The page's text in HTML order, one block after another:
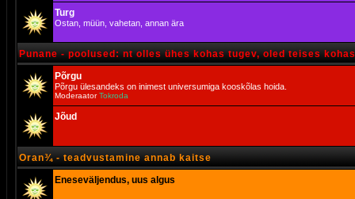
Turg
Ostan, müün, vahetan, annan ära
Punane - poolused: nt olles ühes kohas tugev, oled teises
Põrgu
Põrgu ülesandeks on inimest universumiga kooskõlas hoida.
ModeraatorTokroda
Jõud
Oran¾ - teadvustamine annab kaitse
Eneseväljendus, uus algus